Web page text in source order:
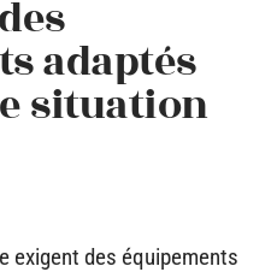
adaptés
situation
exigent des équipements